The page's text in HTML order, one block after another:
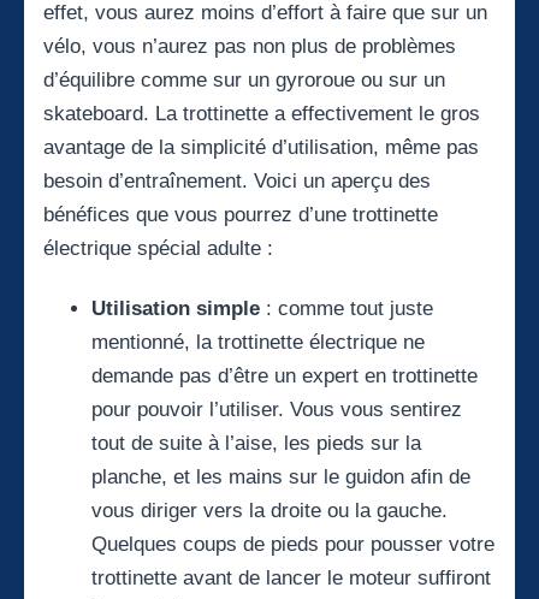
effet, vous aurez moins d’effort à faire que sur un
vélo, vous n’aurez pas non plus de problèmes
d’équilibre comme sur un gyroroue ou sur un
skateboard. La trottinette a effectivement le gros
avantage de la simplicité d’utilisation, même pas
besoin d’entraînement. Voici un aperçu des
bénéfices que vous pourrez d’une trottinette
électrique spécial adulte :
Utilisation simple : comme tout juste
mentionné, la trottinette électrique ne
demande pas d’être un expert en trottinette
pour pouvoir l’utiliser. Vous vous sentirez
tout de suite à l’aise, les pieds sur la
planche, et les mains sur le guidon afin de
vous diriger vers la droite ou la gauche.
Quelques coups de pieds pour pousser votre
trottinette avant de lancer le moteur suffiront